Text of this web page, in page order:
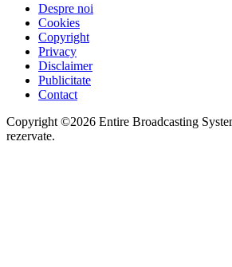
Despre noi
Cookies
Copyright
Privacy
Disclaimer
Publicitate
Contact
Copyright ©2026 Entire Broadcasting
rezervate.